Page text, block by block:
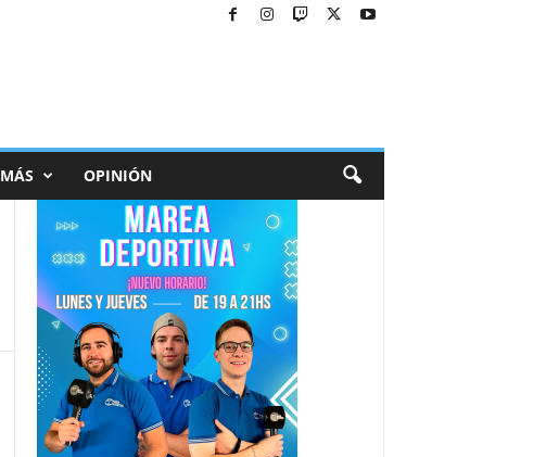
MÁS OPINIÓN